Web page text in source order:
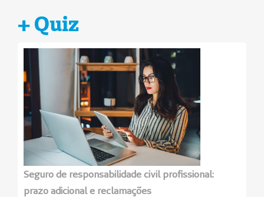
+ Quiz
Seguro de responsabilidade civil profissional:
prazo adicional e reclamações